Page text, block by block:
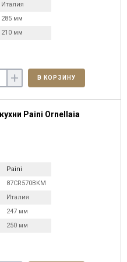
Италия
285 мм
210 мм
+ В КОРЗИНУ
Paini Ornellaia
Paini
87CR570BKM
Италия
247 мм
250 мм